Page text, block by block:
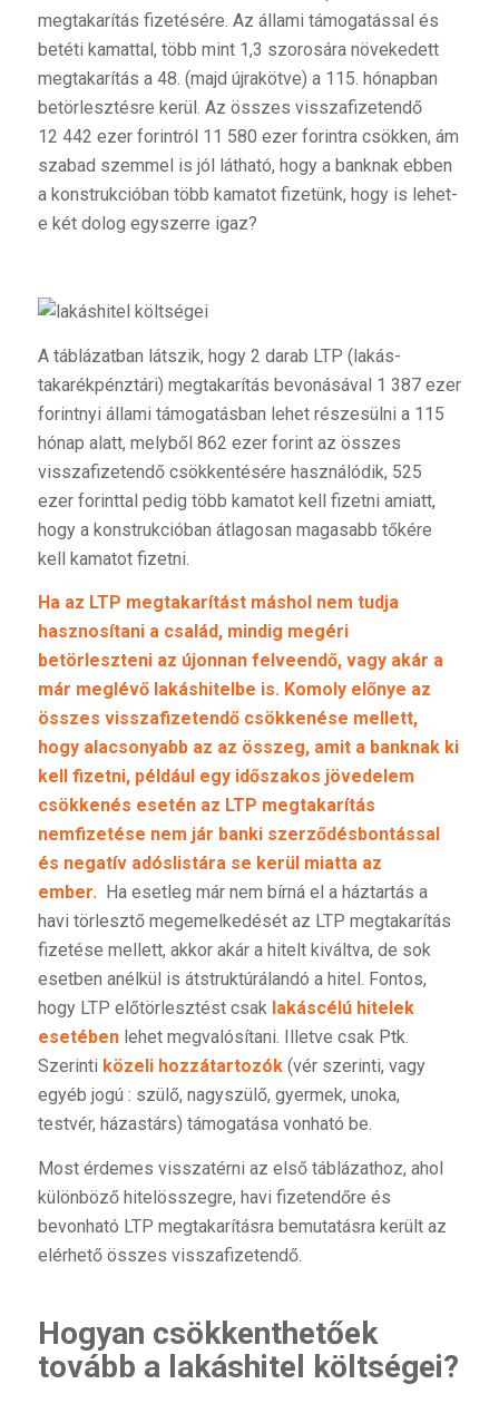
megtakarítás fizetésére. Az állami támogatással és
betéti kamattal, több mint 1,3 szorosára növekedett
megtakarítás a 48. (majd újrakötve) a 115. hónapban
betörlesztésre kerül. Az összes visszafizetendő
12 442 ezer forintról 11 580 ezer forintra csökken, ám
szabad szemmel is jól látható, hogy a banknak ebben
a konstrukcióban több kamatot fizetünk, hogy is lehet-
e két dolog egyszerre igaz?
A táblázatban látszik, hogy 2 darab LTP (lakás-
takarékpénztári) megtakarítás bevonásával 1 387 ezer
forintnyi állami támogatásban lehet részesülni a 115
hónap alatt, melyből 862 ezer forint az összes
visszafizetendő csökkentésére használódik, 525
ezer forinttal pedig több kamatot kell fizetni amiatt,
hogy a konstrukcióban átlagosan magasabb tőkére
kell kamatot fizetni.
Ha az LTP megtakarítást máshol nem tudja
hasznosítani a család, mindig megéri
betörleszteni az újonnan felveendő, vagy akár a
már meglévő lakáshitelbe is. Komoly előnye az
összes visszafizetendő csökkenése mellett,
hogy alacsonyabb az az összeg, amit a banknak ki
kell fizetni, például egy időszakos jövedelem
csökkenés esetén az LTP megtakarítás
nemfizetése nem jár banki szerződésbontással
és negatív adóslistára se kerül miatta az
ember. Ha esetleg már nem bírná el a háztartás a
havi törlesztő megemelkedését az LTP megtakarítás
fizetése mellett, akkor akár a hitelt kiváltva, de sok
esetben anélkül is átstruktúrálandó a hitel. Fontos,
hogy LTP előtörlesztést csak lakáscélú hitelek
esetébenlehet megvalósítani. Illetve csak Ptk.
Szerinti közeli hozzátartozók(vér szerinti, vagy
egyéb jogú : szülő, nagyszülő, gyermek, unoka,
testvér, házastárs) támogatása vonható be.
Most érdemes visszatérni az első táblázathoz, ahol
különböző hitelösszegre, havi fizetendőre és
bevonható LTP megtakarításra bemutatásra került az
elérhető összes visszafizetendő.
Hogyan csökkenthetőek
tovább a lakáshitel költségei?